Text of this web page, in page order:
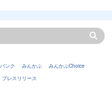
バンク みんかぶ
みんかぶChoice
プレスリリース